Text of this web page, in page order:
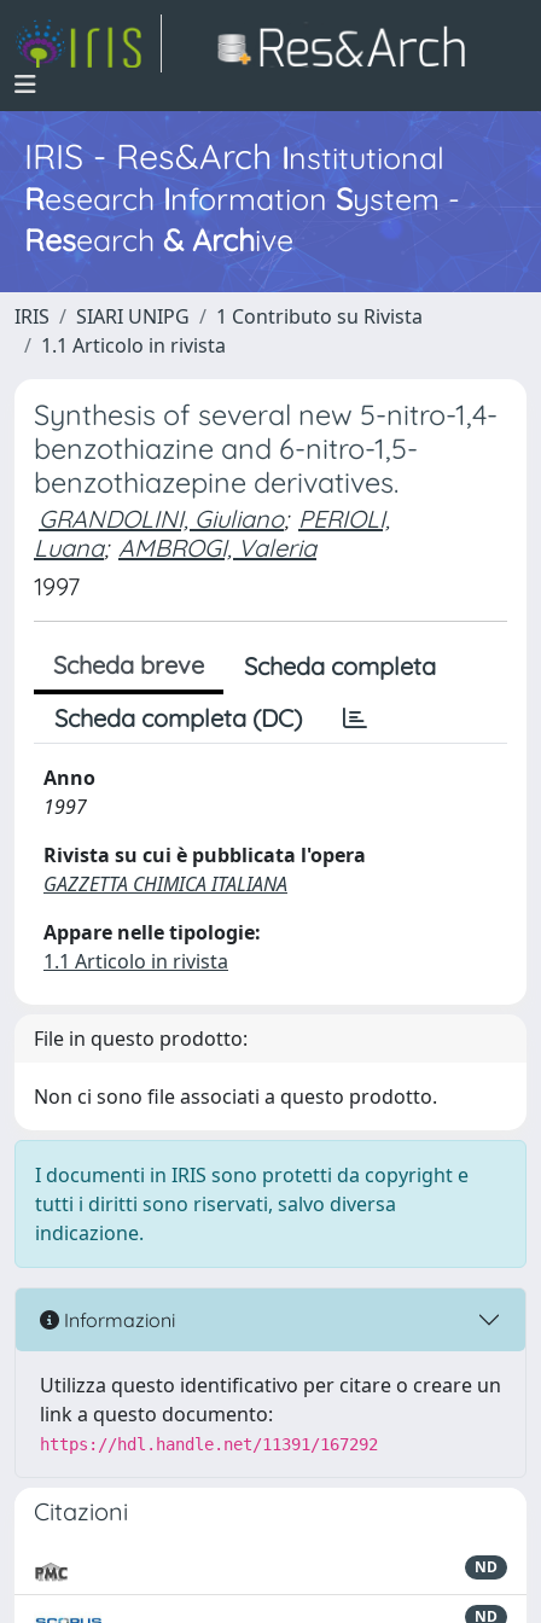
IRIS - Res&ArchInstitutional
Research InformationSystem -
Research & Archive
IRIS SIARI UNIPG
1 Contributo su Rivista
1.1 Articolo in rivista
Synthesis of several new 5-nitro-1,4-
benzothiazine and 6-nitro-1,5-
benzothiazepine derivatives.
GRANDOLINI, Giuliano; PERIOLI,
Luana; AMBROGI, Valeria
1997
Scheda breve
Scheda completa
Scheda completa (DC)
Anno
1997
Rivista su cui è pubblicata l'opera
GAZZETTA CHIMICA ITALIANA
Appare nelle tipologie:
1.1 Articolo in rivista
File in questo prodotto:
Non ci sono file associati a questo prodotto.
I documenti in IRIS sono protetti da copyright e
tutti i diritti sono riservati, salvo diversa
indicazione.
Informazioni
Utilizza questo identificativo per citare o creare un
link a questo documento:
https://hdl.handle.net/11391/167292
Citazioni
ND
ND